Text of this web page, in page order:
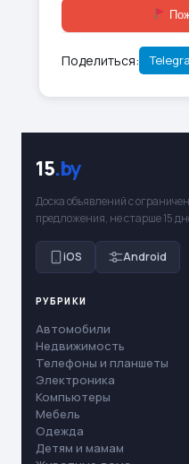
Поделиться:
15.by
Доска объявлений с
предложения, не старше 15
iOS Android
РУБРИКИ
Автомобили
Недвижимость
Телефоны и планшеты
Электроника
Компьютеры
Мебель
Одежда
Детям и мамам